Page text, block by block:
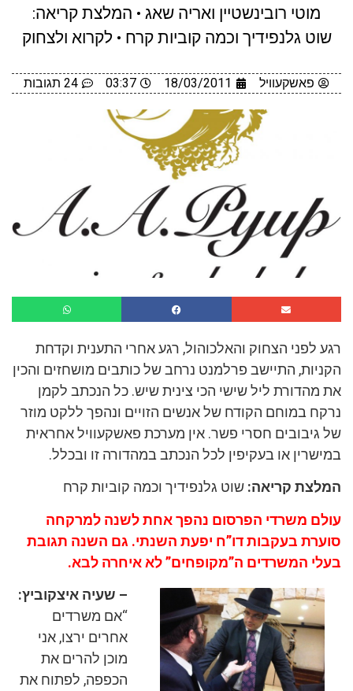
מוטי רובינשטיין ואריה שאג • המלצת קריאה:
שוט גלנפידיך וכמה קוביות קרח • לקרוא ולצחוק
פאשקעוויל 18/03/2011
03:37 24 תגובות
רגע לפני הצחוק והאלכוהול, רגע אחרי התענית וקדחת
הקניות, התיישב פרלמנט נרחב של כותבים מושחזים והכין
את מהדורת ליל שישי הכי צינית שיש. כל הנכתב לקמן
נרקח במוחם הקודח של אנשים הזויים ונהפך ללקט מוזר
של גיבובים חסרי פשר. אין מערכת פאשקעוויל אחראית
במישרין או בעקיפין לכל הנכתב במהדורה זו ובכלל.
המלצת קריאה: שוט גלנפידיך וכמה קוביות קרח
עולם משרדי הפרסום נהפך אחת לשנה למרקחה
סוערת בעקבות דו”ח יפעת השנתי. גם השנה תגובת
בעלי המשרדים ה”מקופחים” לא איחרה לבא.
– שעיה איצקוביץ:
“אם משרדים
אחרים ירצו, אני
מוכן להרים את
הכפפה, לפתוח את